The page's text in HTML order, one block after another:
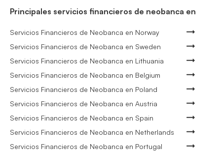
Principales servicios financieros de neobanca en
Servicios Financieros de Neobanca en Norway
Servicios Financieros de Neobanca en Sweden
Servicios Financieros de Neobanca en Lithuania
Servicios Financieros de Neobanca en Belgium
Servicios Financieros de Neobanca en Poland
Servicios Financieros de Neobanca en Austria
Servicios Financieros de Neobanca en Spain
Servicios Financieros de Neobanca en Netherlands
Servicios Financieros de Neobanca en Portugal